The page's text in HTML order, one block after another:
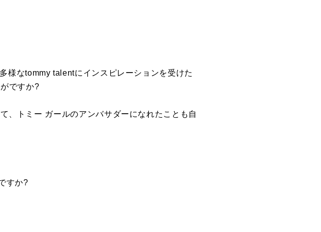
様なtommy talentにインスピレーションを受けた
ですか?
、トミー ガールのアンバサダーになれたことも自
すか?